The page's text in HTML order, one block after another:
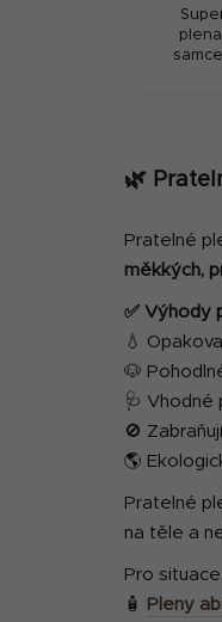
🌿
Pratelné
měkkých,
✅ Výhody
💧
🐶
🩺 Vhodné
🚫
🌎
Pratelné
na těle a
Pro
🧴
Pleny